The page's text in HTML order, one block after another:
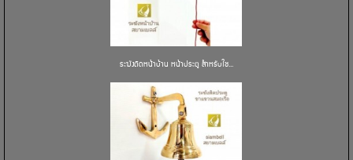
ระฆังติดหน้าบ้าน หน้าประตู สำหรับใช...